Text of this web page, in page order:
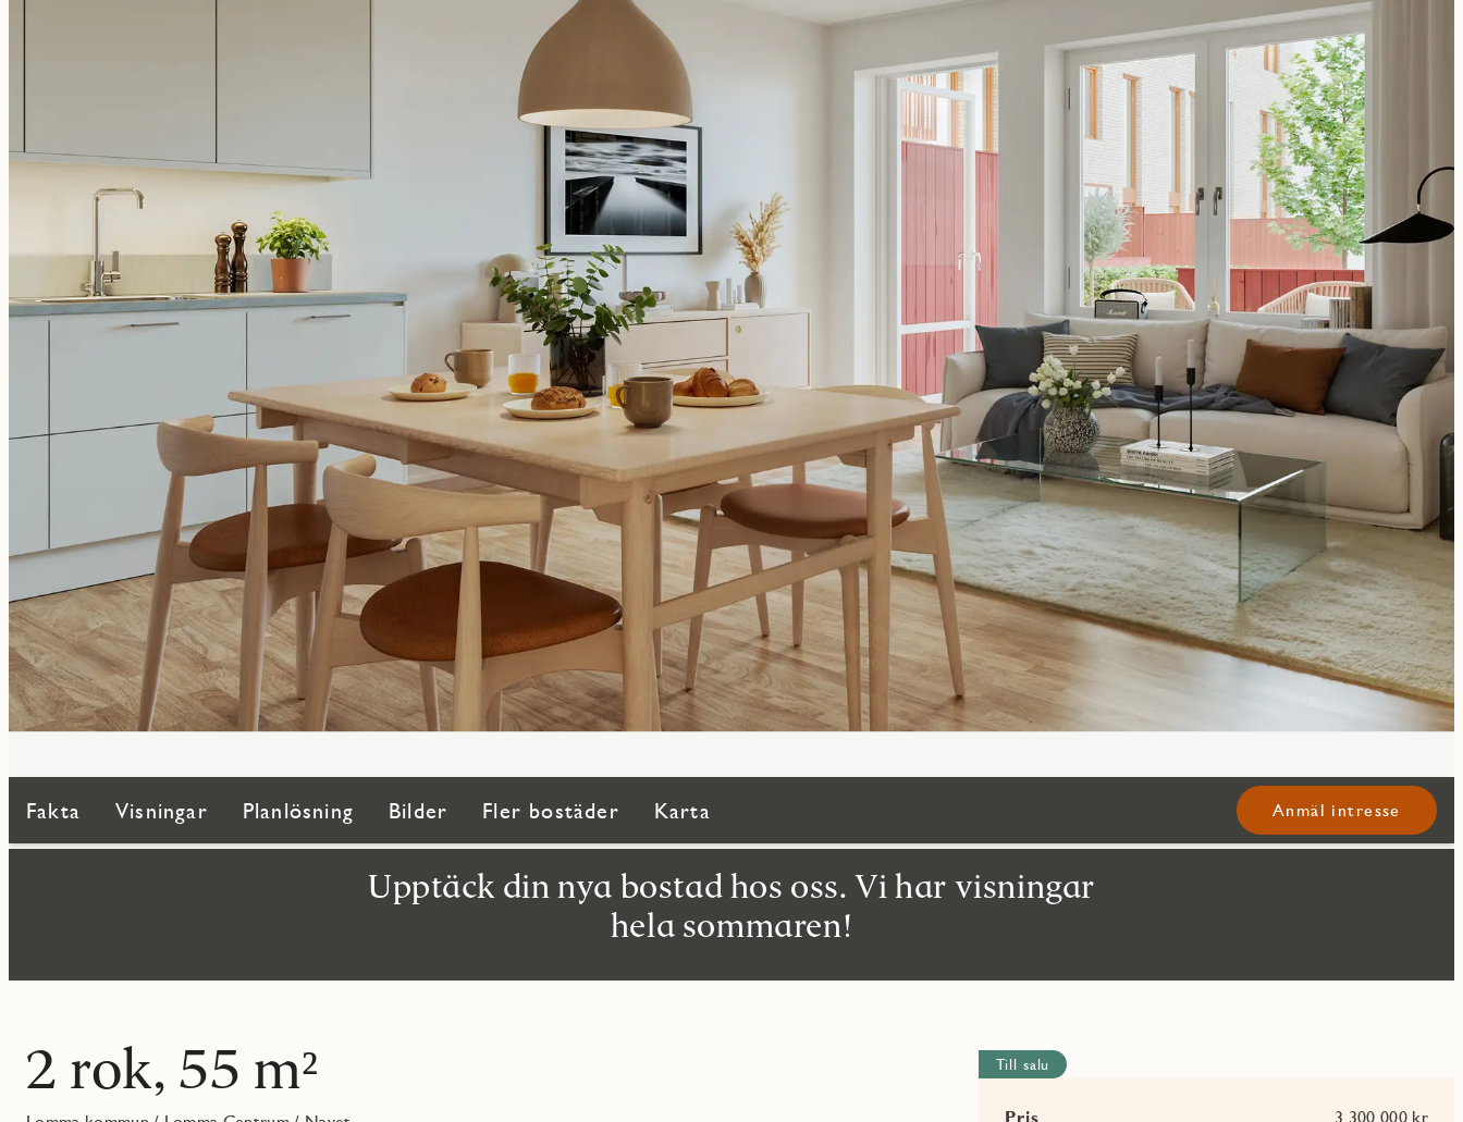
Fakta Visningar Planlösning Bilder Fler bostäder Karta Anmäl intresse
Upptäck din nya bostad hos oss. Vi har visningar
hela sommaren!
2 rok, 55 m² Till salu
Pris 3 300 000 kr